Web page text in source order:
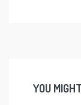
YOU